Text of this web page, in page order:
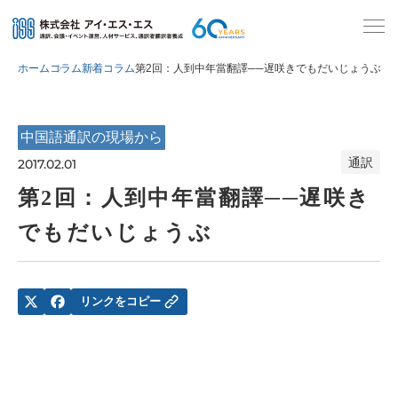
ホームコラム新着コラム第2回：人到中年當翻譯──遅咲きでもだいじょうぶ
中国語通訳の現場から
2017.02.01 通訳
第2回：人到中年當翻譯──遅咲き
でもだいじょうぶ
リンクをコピー